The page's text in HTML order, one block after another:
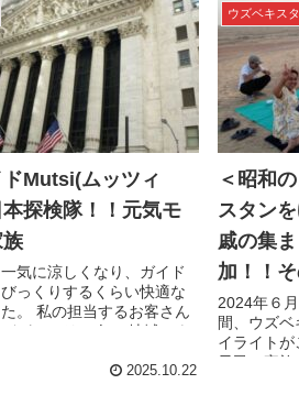
Mutsi(ムッツィ
探検隊！！元気モ
族
気に涼しくなり、ガイド
っくりするくらい快適な
。 私の担当するお客さん
どがアメリカ人。 地域によ
近感じる。 ニューヨーカー
2025.10.22
ウズベキス
＜昭和
スタン
戚の集
加！！
2024年６
間、ウズ
イライト
元民の家
したこと